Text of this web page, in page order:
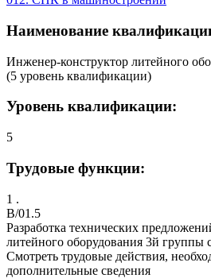
Наименование
Инженер-конструктор литейного
(5 уровень квалификации)
Уровень квалификации:
5
Трудовые функции:
1 .
B/01.5
Разработка технических
литейного оборудования 3й группы
Смотреть трудовые действия,
дополнительные сведения